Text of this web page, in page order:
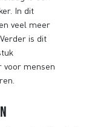
In dit
veel meer
is dit
voor mensen